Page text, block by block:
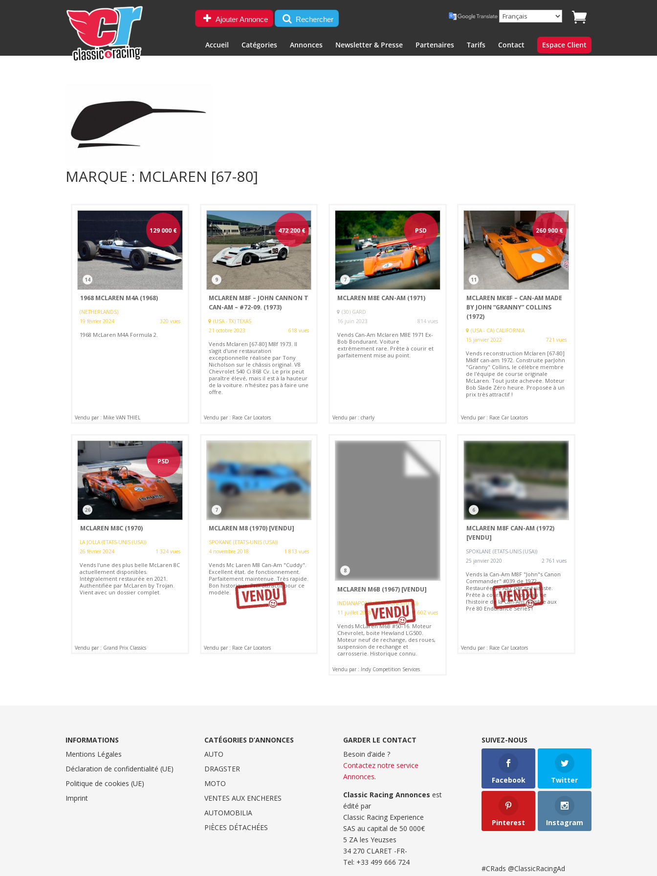
Ajouter Annonce Rechercher
Accueil Catégories Annonces Newsletter & Presse Partenaires Tarifs Contact Espace Client
MARQUE : MCLAREN [67-80]
129 000 €
14
1968 MCLAREN M4A (1968)
(NETHERLANDS)
19 février 2024
320 vues
1968 McLaren M4A Formula 2.
Vendu par : Mike VAN THIEL
472 200€
9
MCLAREN M8F – JOHN CANNON T
CAN-AM – #72-09. (1973)
(USA - TX) TEXAS
21 octobre 2023
618 vues
Vends Mclaren [67-80] M8f 1973. Il
s'agit d'une restauration
exceptionnelle réalisée par Tony
Nicholson sur le châssis original. V8
Chevrolet 540 Ci 868 Cv. Le prix peut
paraître élevé, mais il est à la hauteur
de la voiture. n'hésitez pas à faire une
offre.
Vendu par : Race Car Locators
PSD
7
MCLAREN M8E CAN-AM (1971)
(30) GARD
16 juin 2023
814 vues
Vends Can-Am Mclaren M8E 1971 Ex-
Bob Bondurant. Voiture
extrêmement rare. Prête à courir et
parfaitement mise au point.
Vendu par : charly
260 900 €
11
MCLAREN MK8F – CAN-AM MADE
BY JOHN “GRANNY” COLLINS
(1972)
(USA - CA) CALIFORNIA
15 janvier 2022
721 vues
Vends reconstruction Mclaren [67-80]
Mk8f can-am 1972. Construite parJohn
"Granny" Collins, le célèbre membre
de l'équipe de course originale
McLaren. Tout juste achevée. Moteur
Bob Slade Zéro heure. Proposée à un
prix très attractif !
Vendu par : Race Car Locators
PSD
26
MCLAREN M8C (1970)
LA JOLLA (ETATS-UNIS (USA))
26 février 2024
1 324 vues
Vends l'une des plus belle McLaren 8C
actuellement disponibles.
Intégralement restaurée en 2021.
Authentifiée par McLaren by Trojan.
Vient avec un dossier complet.
Vendu par : Grand Prix Classics
7
MCLAREN M8 (1970) [VENDU]
SPOKANE (ETATS-UNIS (USA))
4 novembre 2018
1 813 vues
Vends Mc Laren M8 Can-Am "Cuddy".
Excellent état. de fonctionnement.
Parfaitement maintenue. Très rapide.
Bon historique. Prix attractif pour ce
modèle.
Vendu par : Race Car Locators
8
MCLAREN M6B (1967) [VENDU]
INDIANAPOLIS (ETATS-UNIS (USA))
11 juillet 2018
1 602 vues
Vends McLaren M6B #50-16. Moteur
Chevrolet, boite Hewland LG500.
Moteur neuf de rechange, des roues,
suspension de rechange et
carrosserie. Historique connu.
Vendu par : Indy Competition Services
6
MCLAREN M8F CAN-AM (1972)
[VENDU]
SPOKLANE (ETATS-UNIS (USA))
25 janvier 2020
2 761 vues
Vends la Can-Am M8F "John"s Canon
Commander" #039 de 1972.
Restaurée de AàZ par spécialiste.
Prête à courir. Un morceau de
l'histoire de la Can-Am. Eligible aux
Pré 80 Endurance Series !
Vendu par : Race Car Locators
INFORMATIONS
Mentions Légales
Déclaration de confidentialité (UE)
Politique de cookies (UE)
Imprint
CATÉGORIES D’ANNONCES
AUTO
DRAGSTER
MOTO
VENTES AUX ENCHERES
AUTOMOBILIA
PIÈCES DÉTACHÉES
GARDER LE CONTACT
Besoin d’aide ?
Contactez notre service
Annonces.
Classic Racing Annonces est
édité par
Classic Racing Experience
SAS au capital de 50 000€
5 ZA les Yeuzses
34 270 CLARET -FR-
Tel: ‭+33 499 666 724‬
SUIVEZ-NOUS
Facebook Twitter
Pinterest Instagram
#CRads @ClassicRacingAd